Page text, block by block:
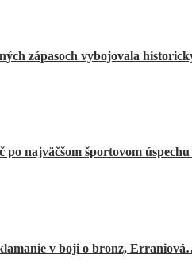
zápasoch vybojovala
po najväčšom športovom
v boji o bronz,